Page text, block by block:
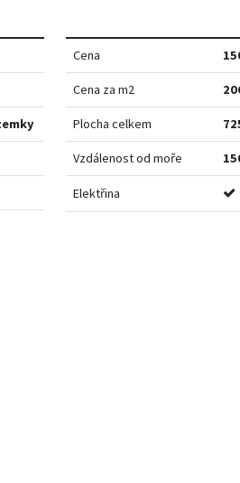
Cena
Cena za m2
Plocha celkem
Vzdálenost od moře
Elektřina